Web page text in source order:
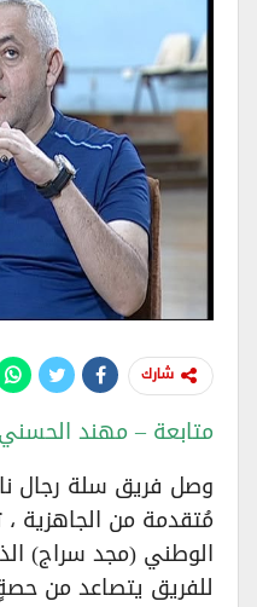
شارك
متابعة – مهند الحسني :
وصل فريق سلة رجال
مُتقدمة من الجاهزية
الوطني (مجد سراج)
للفريق يتصاعد من حصةٍ